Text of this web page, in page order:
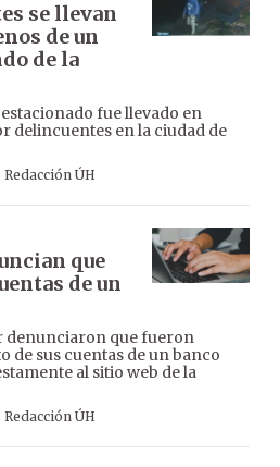
se llevan
de un
de la
fue llevado en
delincuentes en la ciudad de
Redacción ÚH
que
de un
denunciaron que fueron
de sus cuentas de un banco
al sitio web de la
Redacción ÚH